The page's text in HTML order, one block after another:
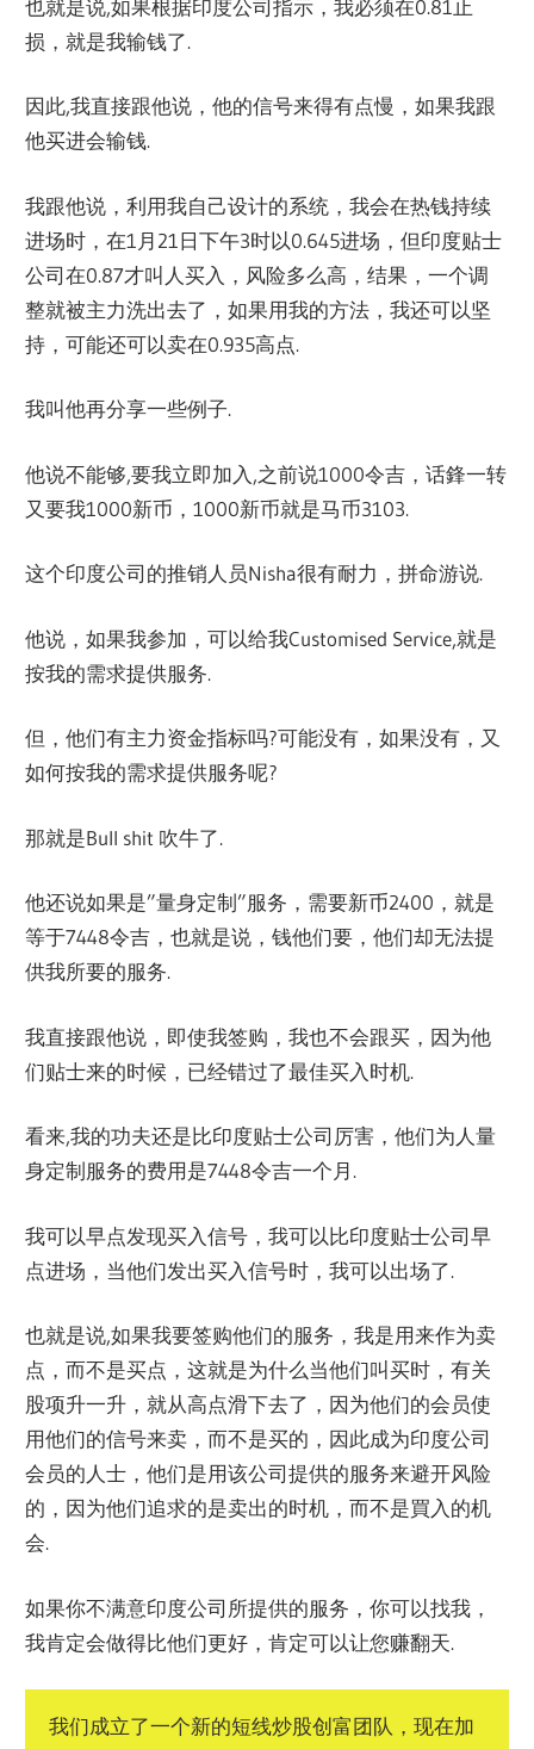
也就是说,如果根据印度公司指示，我必须在0.81止
损，就是我输钱了.
因此,我直接跟他说，他的信号来得有点慢，如果我跟
他买进会输钱.
我跟他说，利用我自己设计的系统，我会在热钱持续
进场时，在1月21日下午3时以0.645进场，但印度贴士
公司在0.87才叫人买入，风险多么高，结果，一个调
整就被主力洗出去了，如果用我的方法，我还可以坚
持，可能还可以卖在0.935高点.
我叫他再分享一些例子.
他说不能够,要我立即加入,之前说1000令吉，话鋒一转
又要我1000新币，1000新币就是马币3103.
这个印度公司的推销人员Nisha很有耐力，拼命游说.
他说，如果我参加，可以给我Customised Service,就是
按我的需求提供服务.
但，他们有主力资金指标吗?可能没有，如果没有，又
如何按我的需求提供服务呢?
那就是Bull shit 吹牛了.
他还说如果是”量身定制”服务，需要新币2400，就是
等于7448令吉，也就是说，钱他们要，他们却无法提
供我所要的服务.
我直接跟他说，即使我签购，我也不会跟买，因为他
们贴士来的时候，已经错过了最佳买入时机.
看来,我的功夫还是比印度贴士公司厉害，他们为人量
身定制服务的费用是7448令吉一个月.
我可以早点发现买入信号，我可以比印度贴士公司早
点进场，当他们发出买入信号时，我可以出场了.
也就是说,如果我要签购他们的服务，我是用来作为卖
点，而不是买点，这就是为什么当他们叫买时，有关
股项升一升，就从高点滑下去了，因为他们的会员使
用他们的信号来卖，而不是买的，因此成为印度公司
会员的人士，他们是用该公司提供的服务来避开风险
的，因为他们追求的是卖出的时机，而不是買入的机
会.
如果你不满意印度公司所提供的服务，你可以找我，
我肯定会做得比他们更好，肯定可以让您赚翻天.
我们成立了一个新的短线炒股创富团队，现在加